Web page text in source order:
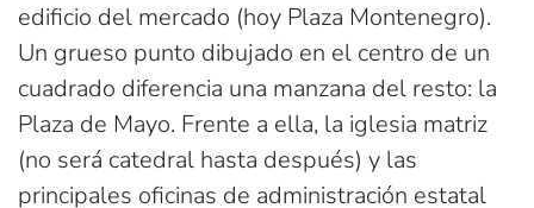
edificio del mercado (hoy Plaza Montenegro).
Un grueso punto dibujado en el centro de un
cuadrado diferencia una manzana del resto: la
Plaza de Mayo. Frente a ella, la iglesia matriz
(no será catedral hasta después) y las
principales oficinas de administración estatal